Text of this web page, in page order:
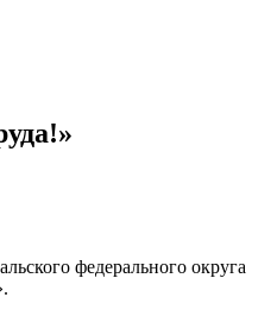
федерального округа